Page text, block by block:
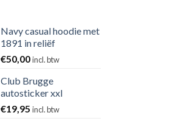
Navy casual hoodie met
1891 in reliëf
€50,00incl. btw
Club Brugge
autosticker xxl
€19,95 incl. btw